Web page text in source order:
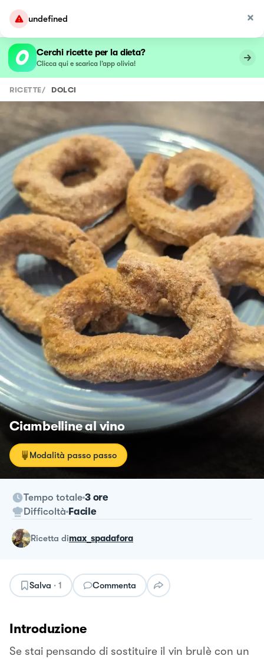
undefined
Cerchi ricette per la dieta?
Clicca qui e scarica l’app olivia!
RICETTE/ DOLCI
Ciambelline al vino
Modalità passo passo
Tempo totale 3 ore
Difficoltà Facile
ricetta dimax_spadafora
Salva · 1 Commenta
Introduzione
Se stai pensando di sostituire il vin brulè con un